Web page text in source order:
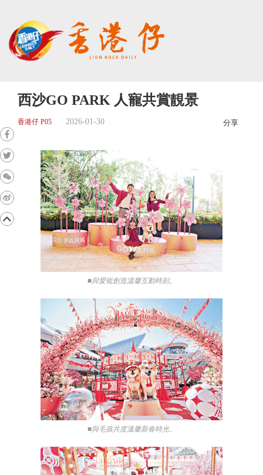
西沙GO PARK 人寵共賞靚景
香港仔 P05 2026-01-30 分享
■與愛寵創造溫馨互動時刻。
■與毛孩共度溫馨新春時光。